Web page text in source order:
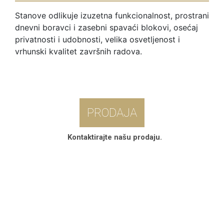
Stanove odlikuje izuzetna funkcionalnost, prostrani
dnevni boravci i zasebni spavaći blokovi, osećaj
privatnosti i udobnosti, velika osvetljenost i
vrhunski kvalitet završnih radova.
PRODAJA
Kontaktirajte našu prodaju.